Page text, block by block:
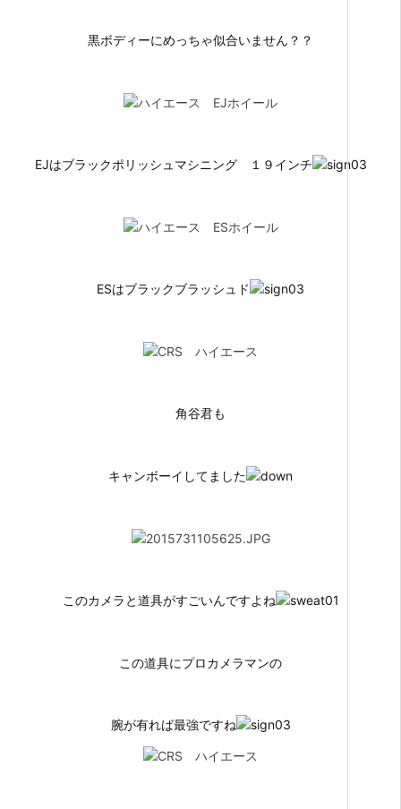
黒ボディーにめっちゃ似合いません？？
EJはブラックポリッシュマシニング １９インチ
ESはブラックブラッシュド
角谷君も
キャンボーイしてました
このカメラと道具がすごいんですよね
この道具にプロカメラマンの
腕が有れば最強ですね